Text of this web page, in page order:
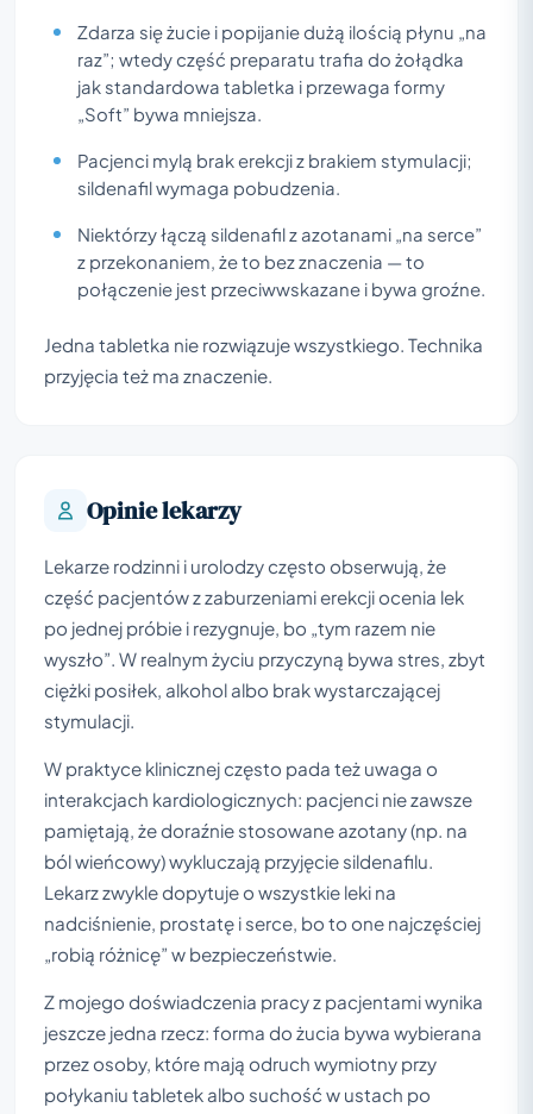
Zdarza się żucie i popijanie dużą ilością płynu „na
raz”; wtedy część preparatu trafia do żołądka
jak standardowa tabletka i przewaga formy
„Soft” bywa mniejsza.
Pacjenci mylą brak erekcji z brakiem stymulacji;
sildenafil wymaga pobudzenia.
Niektórzy łączą sildenafil z azotanami „na serce”
z przekonaniem, że to bez znaczenia — to
połączenie jest przeciwwskazane i bywa groźne.
Jedna tabletka nie rozwiązuje wszystkiego. Technika
przyjęcia też ma znaczenie.
Opinie lekarzy
Lekarze rodzinni i urolodzy często obserwują, że
część pacjentów z zaburzeniami erekcji ocenia lek
po jednej próbie i rezygnuje, bo „tym razem nie
wyszło”. W realnym życiu przyczyną bywa stres, zbyt
ciężki posiłek, alkohol albo brak wystarczającej
stymulacji.
W praktyce klinicznej często pada też uwaga o
interakcjach kardiologicznych: pacjenci nie zawsze
pamiętają, że doraźnie stosowane azotany (np. na
ból wieńcowy) wykluczają przyjęcie sildenafilu.
Lekarz zwykle dopytuje o wszystkie leki na
nadciśnienie, prostatę i serce, bo to one najczęściej
„robią różnicę” w bezpieczeństwie.
Z mojego doświadczenia pracy z pacjentami wynika
jeszcze jedna rzecz: forma do żucia bywa wybierana
przez osoby, które mają odruch wymiotny przy
połykaniu tabletek albo suchość w ustach po